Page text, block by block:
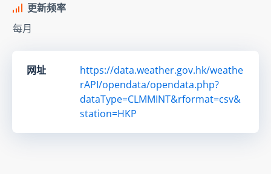
更新频率
每月
网址
https://data.weather.gov.hk/weathe
rAPI/opendata/opendata.php?
dataType=CLMMINT&rformat=csv&
station=HKP